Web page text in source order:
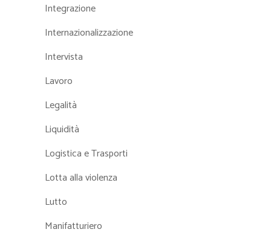
Integrazione
Internazionalizzazione
Intervista
Lavoro
Legalità
Liquidità
Logistica e Trasporti
Lotta alla violenza
Lutto
Manifatturiero